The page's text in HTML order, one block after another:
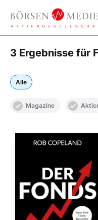
3 Ergebnisse für
Alle
Magazine